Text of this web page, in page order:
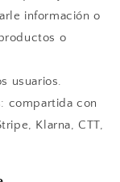
información o
o
usuarios.
compartida con
Klarna, CTT,